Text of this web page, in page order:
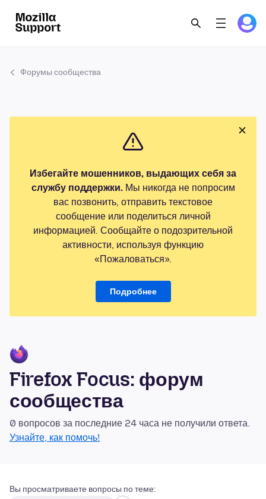
Форумы сообщества
Избегайте мошенников, выдающих себя за
службу поддержки.Мы никогда не попросим
вас позвонить, отправить текстовое
сообщение или поделиться личной
информацией. Сообщайте о подозрительной
активности, используя функцию
«Пожаловаться».
Подробнее
Firefox Focus: форум
сообщества
0 вопросов за последние 24 часа не получили ответа.
Узнайте, как помочь!
Вы просматриваете вопросы по теме: